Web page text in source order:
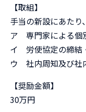
【取組】
手当の新設にあたり
ア 専門家による個
イ 労使協定の締結
ウ 社内周知及び社
【奨励金額】
30万円